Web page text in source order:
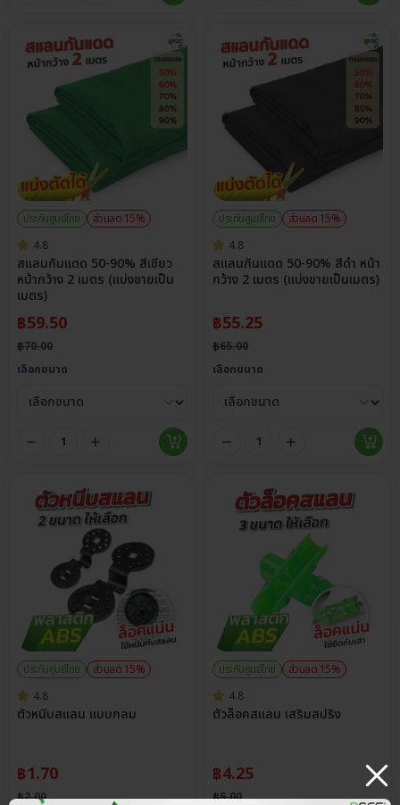
ประกันศูนย์ไทย
ส่วนลด 15%
4.8
สแลนกันแดด 50-90% สีเขียว
หน้ากว้าง 2 เมตร (แบ่งขายเป็น
เมตร)
฿59.50
฿70.00
เลือกขนาด
ประกันศูนย์ไทย
ส่วนลด 15%
4.8
สแลนกันแดด 50-90% สีดำ หน้า
กว้าง 2 เมตร (แบ่งขายเป็นเมตร)
฿55.25
฿65.00
เลือกขนาด
ประกันศูนย์ไทย
ส่วนลด 15%
4.8
ตัวหนีบสแลน แบบกลม
฿1.70
฿2.00
ประกันศูนย์ไทย
ส่วนลด 15%
4.8
ตัวล็อคสแลน เสริมสปริง
฿4.25
฿5.00